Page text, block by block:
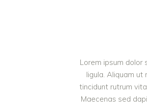
Lorem ipsum
ligula. Aliquam
tincidunt rutrum
Maecenas sed